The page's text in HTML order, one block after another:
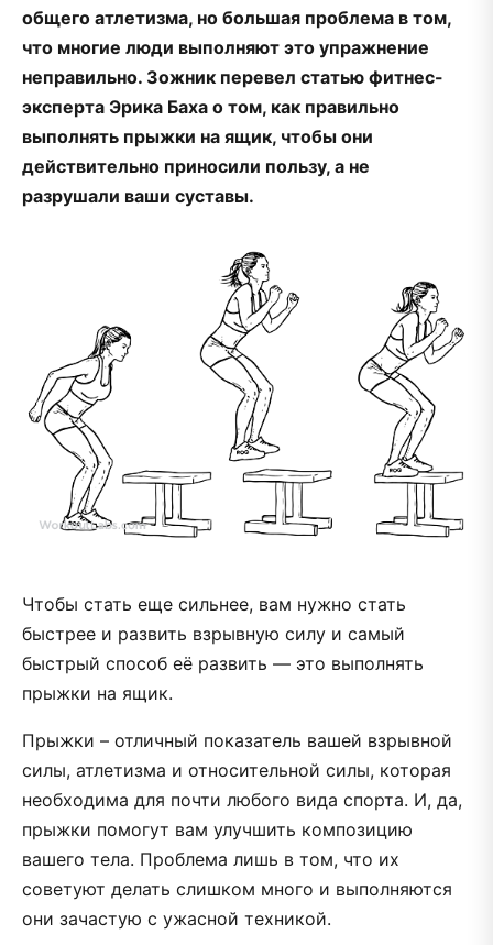
общего атлетизма, но большая проблема в том,
что многие люди выполняют это упражнение
неправильно. Зожник перевел статью фитнес-
эксперта Эрика Баха о том, как правильно
выполнять прыжки на ящик, чтобы они
действительно приносили пользу, а не
разрушали ваши суставы.
Чтобы стать еще сильнее, вам нужно стать
быстрее и развить взрывную силу и самый
быстрый способ её развить — это выполнять
прыжки на ящик.
Прыжки – отличный показатель вашей взрывной
силы, атлетизма и относительной силы, которая
необходима для почти любого вида спорта. И, да,
прыжки помогут вам улучшить композицию
вашего тела. Проблема лишь в том, что их
советуют делать слишком много и выполняются
они зачастую с ужасной техникой.